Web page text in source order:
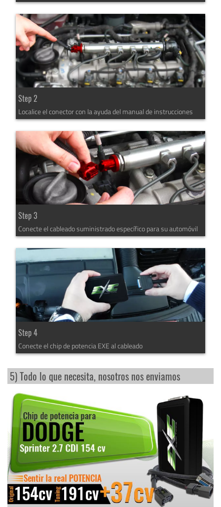
Step 2
Localice el conector con la ayuda del manual de instrucciones
Step 3
Conecte el cableado suministrado específico para su automóvil
Step 4
Conecte el chip de potencia EXE al cableado
5) Todo lo que necesita, nosotros nos enviamos